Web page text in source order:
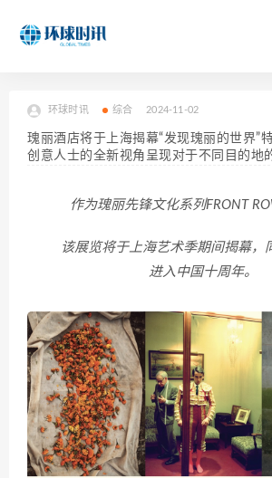
环球时讯 综合 2024-11-02
瑰丽酒店将于上海揭幕“发现瑰丽的世界”
创意人士的全新视角呈现对于不同目的地
作为瑰丽先锋文化系列FRONT
该展览将于上海艺术季期间揭幕，
进入中国十周年。